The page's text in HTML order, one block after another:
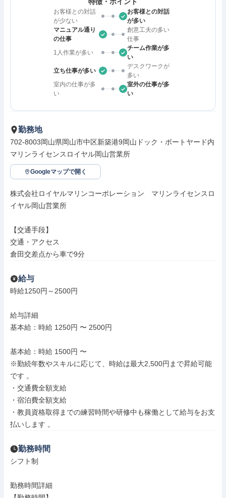
お客様との対話
が少ない
お客様との対話
が多い
マニュアル通り
の仕事
創意工夫の多い
仕事
1人作業が多い
チーム作業が多
い
立ち仕事が多い
デスクワークが
多い
室内の仕事が多
い
室外の仕事が多
い
勤務地
702-8003岡山県岡山市中区新築港9岡山ドック・ボートヤード内
マリンライセンスロイヤル岡山営業所
Googleマップで開く
株式会社ロイヤルマリンコーポレーション　マリンライセンスロ
イヤル岡山営業所
【交通手段】
交通・アクセス
倉田交差点から車で9分
給与
時給1250円～2500円
給与詳細
基本給：時給 1250円 〜 2500円
基本給：時給 1500円 〜
※勤続年数やスキルに応じて、時給は最大2,500円まで昇給可能
です 。
・交通費全額支給
・宿泊費全額支給
・教員資格取得までの練習時間や研修中も稼働として給与をお支
払いします 。
勤務時間
シフト制
勤務時間詳細